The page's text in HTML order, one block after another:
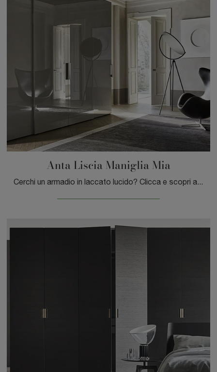
Anta Liscia Maniglia Mia
Cerchi un armadio in laccato lucido? Clicca e scopri armadi a muro con ante scorrevoli di Sangiacomo.